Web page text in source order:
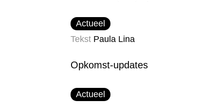
Actueel
Tekst Paula Lina
Opkomst-updates
Actueel